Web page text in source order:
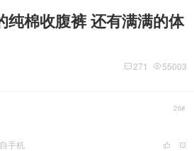
纯棉收腹裤 还有满满的体
55003
271
26#
手机